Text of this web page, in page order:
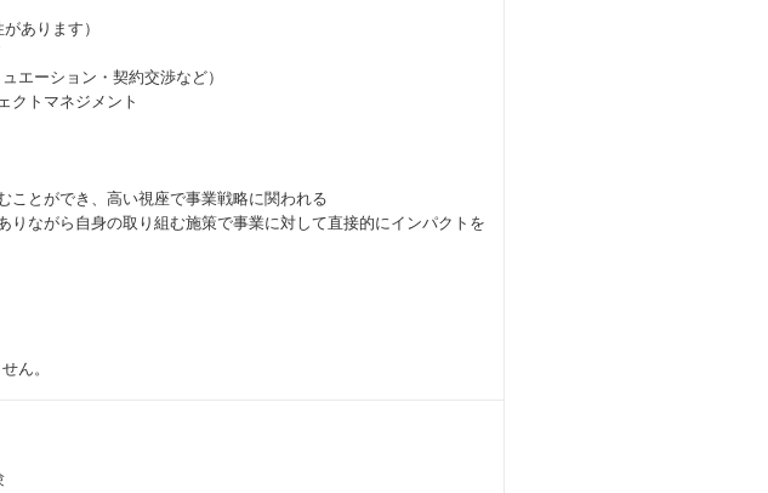
あります）
エーション・契約交渉など）
クトマネジメント
ことができ、高い視座で事業戦略に関われる
りながら自身の取り組む施策で事業に対して直接的にインパクトを
ん。